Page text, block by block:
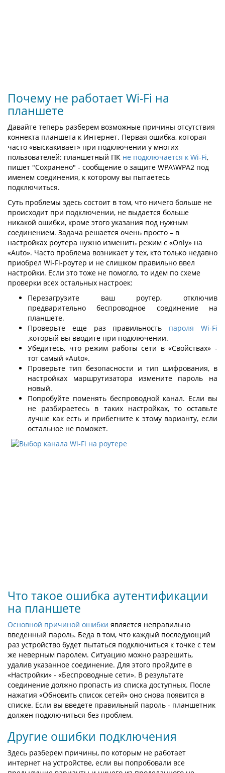
Почему не работает Wi-Fi на
планшете
Давайте теперь разберем возможные причины отсутствия
коннекта планшета к Интернет. Первая ошибка, которая
часто «выскакивает» при подключении у многих
пользователей: планшетный ПК не подключается к Wi-Fi,
пишет "Сохранено" - сообщение о защите WPA\WPA2 под
именем соединения, к которому вы пытаетесь
подключиться.
Суть проблемы здесь состоит в том, что ничего больше не
происходит при подключении, не выдается больше
никакой ошибки, кроме этого указания под нужным
соединением. Задача решается очень просто – в
настройках роутера нужно изменить режим с «Only» на
«Auto». Часто проблема возникает у тех, кто только недавно
приобрел Wi-Fi-роутер и не слишком правильно ввел
настройки. Если это тоже не помогло, то идем по схеме
проверки всех остальных настроек:
Перезагрузите ваш роутер, отключив
предварительно беспроводное соединение на
планшете.
Проверьте еще раз правильность пароля Wi-Fi
,который вы вводите при подключении.
Убедитесь, что режим работы сети в «Свойствах» -
тот самый «Auto».
Проверьте тип безопасности и тип шифрования, в
настройках маршрутизатора измените пароль на
новый.
Попробуйте поменять беспроводной канал. Если вы
не разбираетесь в таких настройках, то оставьте
лучше как есть и прибегните к этому варианту, если
остальное не поможет.
Что такое ошибка аутентификации
на планшете
Основной причиной ошибки является неправильно
введенный пароль. Беда в том, что каждый последующий
раз устройство будет пытаться подключиться к точке с тем
же неверным паролем. Ситуацию можно разрешить,
удалив указанное соединение. Для этого пройдите в
«Настройки» - «Беспроводные сети». В результате
соединение должно пропасть из списка доступных. После
нажатия «Обновить список сетей» оно снова появится в
списке. Если вы введете правильный пароль - планшетник
должен подключиться без проблем.
Другие ошибки подключения
Здесь разберем причины, по которым не работает
интернет на устройстве, если вы попробовали все